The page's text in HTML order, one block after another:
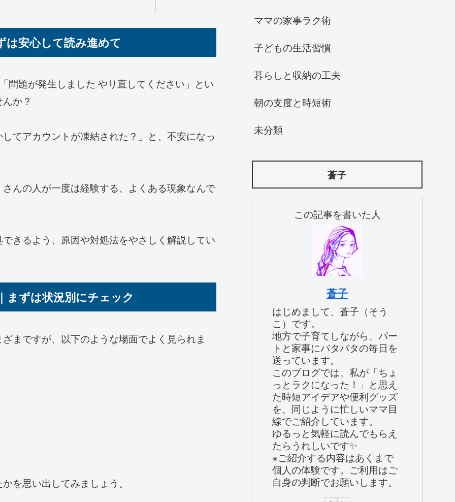
は安心して読み進めて
問題が発生しました やり直してください」とい
か？
てアカウントが凍結された？」と、不安になっ
んの人が一度は経験する、よくある現象なんで
きるよう、原因や対処法をやさしく解説してい
まずは状況別にチェック
まですが、以下のような場面でよく見られま
を思い出してみましょう。
ママの家事ラク術
子どもの生活習慣
暮らしと収納の工夫
朝の支度と時短術
未分類
蒼子
この記事を書いた人
蒼子
はじめまして、蒼子（そう
こ）です。
地方で子育てしながら、パー
トと家事にバタバタの毎日を
送っています。
このブログでは、私が「ちょ
っとラクになった！」と思え
た時短アイデアや便利グッズ
を、同じように忙しいママ目
線でご紹介しています。
ゆるっと気軽に読んでもらえ
たらうれしいです✨
※ご紹介する内容はあくまで
個人の体験です。ご利用はご
自身の判断でお願いします。